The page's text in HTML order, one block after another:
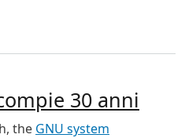
30 anni
the GNU system